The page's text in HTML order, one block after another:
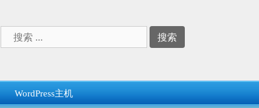
索：
WordPress主机